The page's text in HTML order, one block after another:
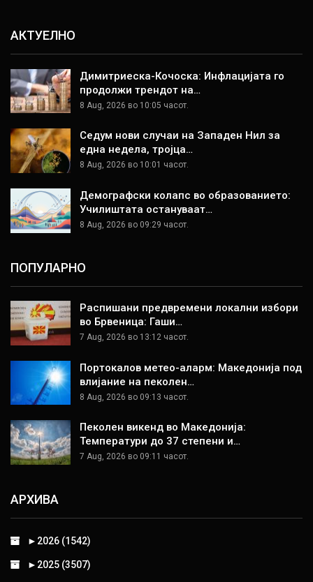
АКТУЕЛНО
Димитриеска-Кочоска: Инфлацијата го
продолжи трендот на…
8 Aug, 2026 во 10:05 часот.
Седум нови случаи на Западен Нил за
една недела, тројца…
8 Aug, 2026 во 10:01 часот.
Демографски колапс во образованието:
Училиштата остануваат…
8 Aug, 2026 во 09:29 часот.
ПОПУЛАРНО
Распишани предвремени локални избори
во Брвеница: Гаши…
7 Aug, 2026 во 13:12 часот.
Портокалов метео-аларм: Македонија под
влијание на пеколен…
8 Aug, 2026 во 09:13 часот.
Пеколен викенд во Македонија:
Температури до 37 степени и…
7 Aug, 2026 во 09:11 часот.
АРХИВА
► 2026 (1542)
► 2025 (3507)